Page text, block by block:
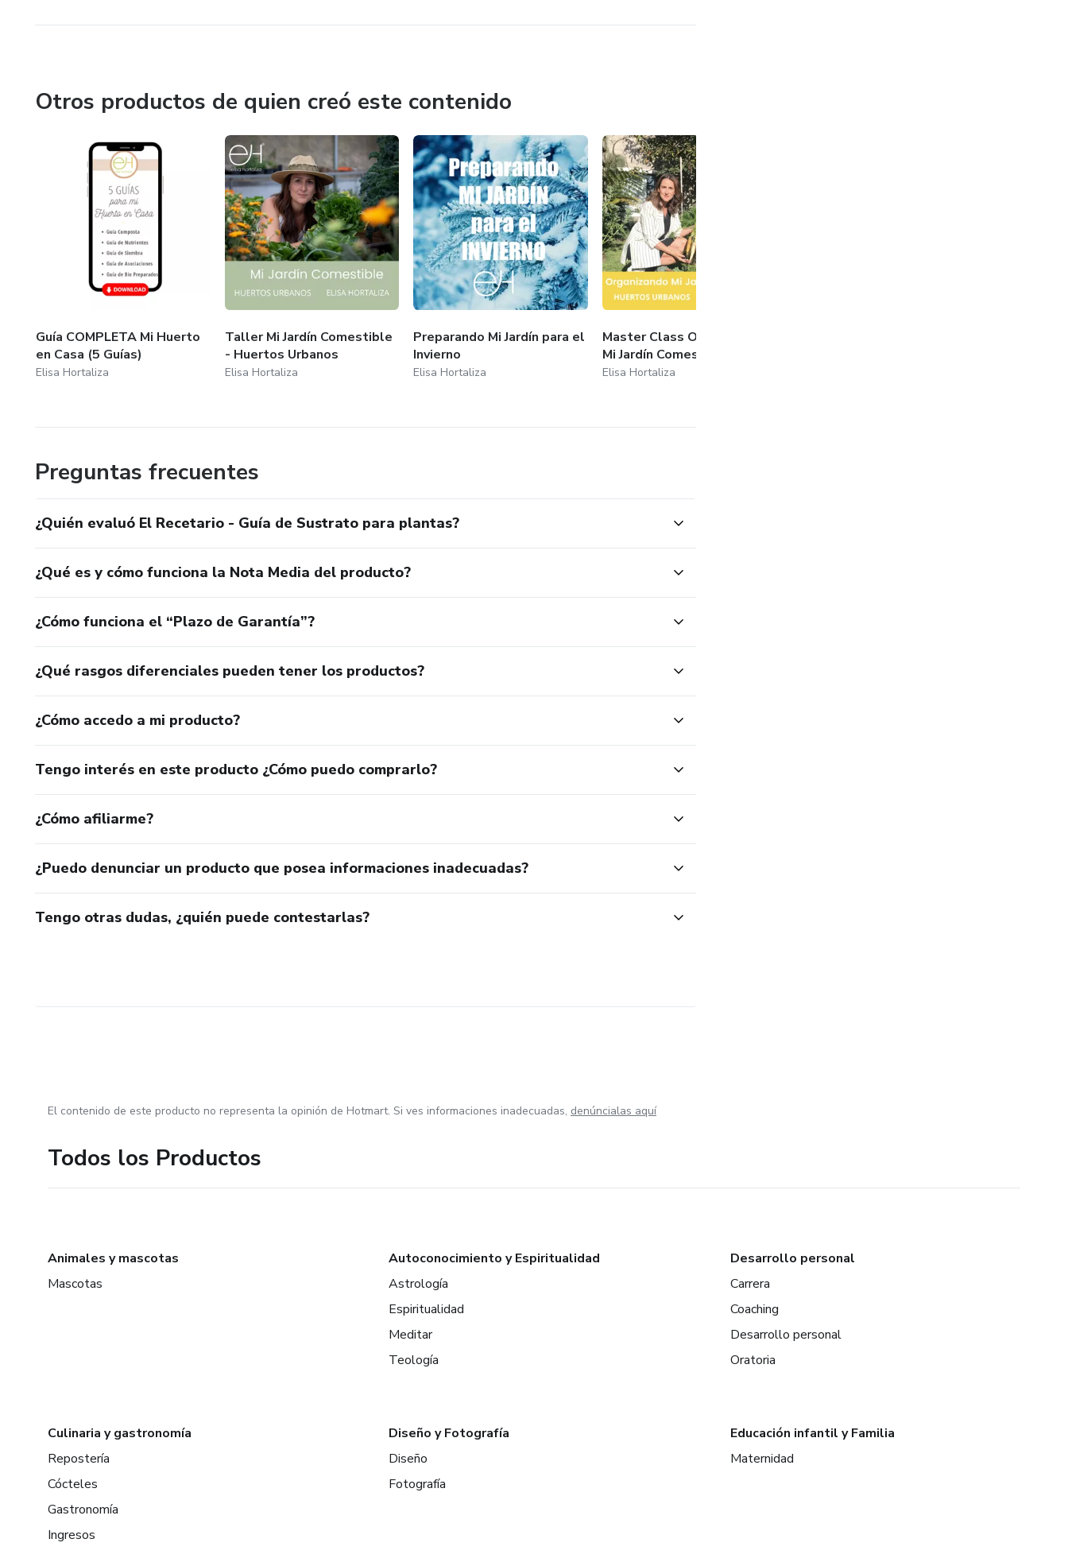
Otros productos de quien creó este contenido
Guía COMPLETA Mi Huerto
en Casa (5 Guías)
Elisa Hortaliza
Taller Mi Jardín Comestible
- Huertos Urbanos
Elisa Hortaliza
Preparando Mi Jardín para el
Invierno
Elisa Hortaliza
Master Class Organizando
Mi Jardín Comestible
Elisa Hortaliza
Preguntas frecuentes
¿Quién evaluó El Recetario - Guía de Sustrato para plantas?
¿Qué es y cómo funciona la Nota Media del producto?
¿Cómo funciona el “Plazo de Garantía”?
¿Qué rasgos diferenciales pueden tener los productos?
¿Cómo accedo a mi producto?
Tengo interés en este producto ¿Cómo puedo comprarlo?
¿Cómo afiliarme?
¿Puedo denunciar un producto que posea informaciones inadecuadas?
Tengo otras dudas, ¿quién puede contestarlas?
El contenido de este producto no representa la opinión de Hotmart. Si ves informaciones inadecuadas, denúncialas aquí
Todos los Productos
Animales y mascotas
Mascotas
Autoconocimiento y Espiritualidad
Astrología
Espiritualidad
Meditar
Teología
Desarrollo personal
Carrera
Coaching
Desarrollo personal
Oratoria
Culinaria y gastronomía
Repostería
Cócteles
Gastronomía
Ingresos
Diseño y Fotografía
Diseño
Fotografía
Educación infantil y Familia
Maternidad